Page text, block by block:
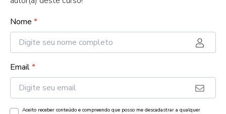
Nome *
Email*
Aceito receber conteúdo e compreendo que posso me descadastrar a qualquer